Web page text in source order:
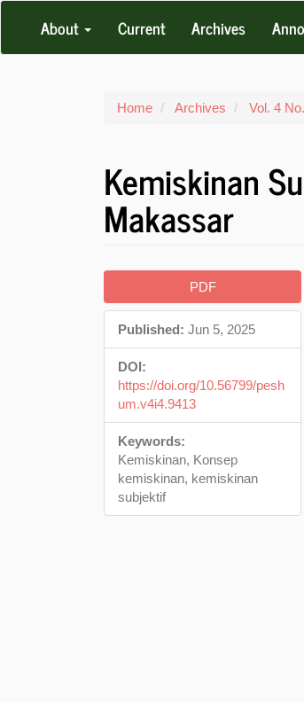
Navigation
About Current Archives
Home Archives Vol. 4
Kemiskinan
Makassar
Article
Sidebar PDF
Published: Jun 5, 2025
DOI:
https://doi.org/10.56799/pesh
um.v4i4.9413
Keywords:
Kemiskinan, Konsep
kemiskinan, kemiskinan
subjektif